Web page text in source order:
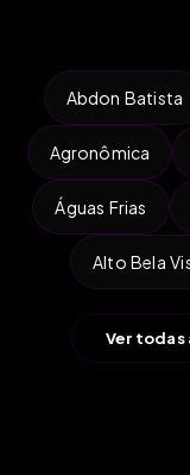
Abdon Batista
Agronômica
Águas Frias
Alto Bela
Ver todas